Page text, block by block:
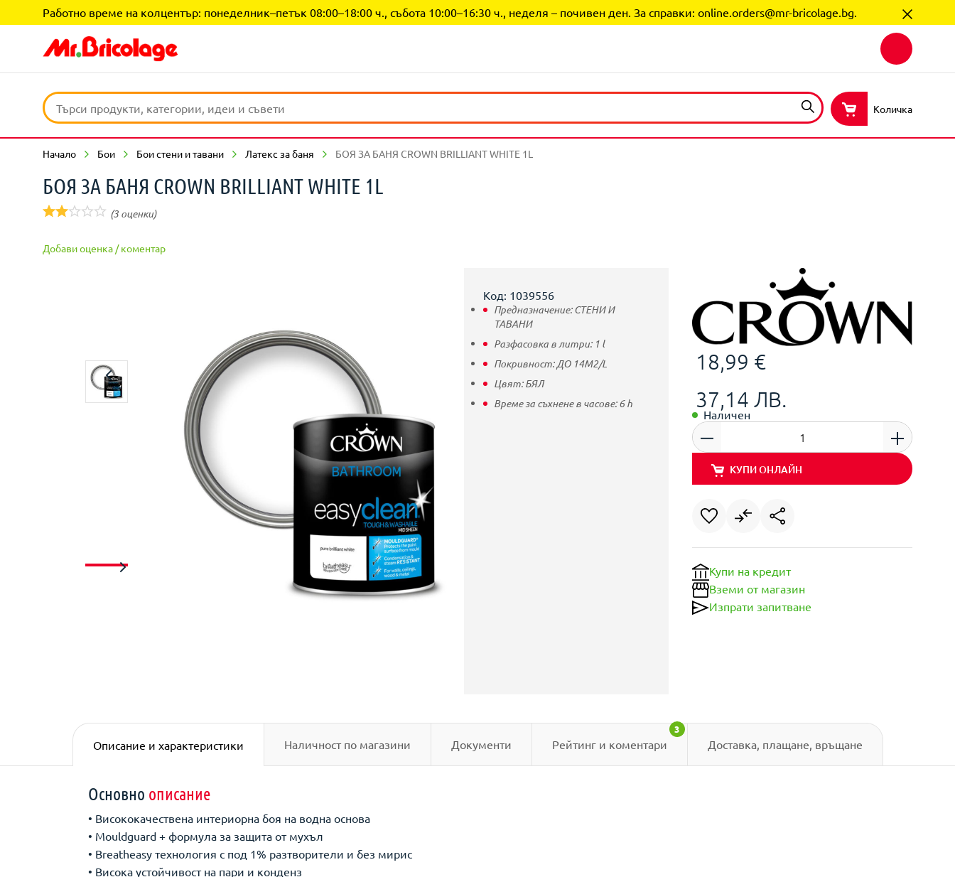
Работно време на колцентър: понеделник–петък 08:00–18:00 ч., събота 10:00–16:30 ч., неделя – почивен ден. За справки: online.orders@mr-bricolage.bg.
Количка
Начало Бои Бои стени и тавани Латекс за баня БОЯ ЗА БАНЯ CROWN BRILLIANT WHITE 1L
БОЯ ЗА БАНЯ CROWN BRILLIANT WHITE 1L
(3 оценки)
Добави оценка / коментар
18,99 €
37,14 ЛВ.
Наличен
КУПИ ОНЛАЙН
Купи на кредит
Вземи от магазин
Изпрати запитване
Код: 1039556
Предназначение:СТЕНИ И
ТАВАНИ
Разфасовка в литри: 1 l
Покривност:ДО 14M2/L
Цвят:БЯЛ
Време за съхнене в часове:6h
Описание и характеристики Наличност по магазини Документи Рейтинг и коментари
3
Доставка, плащане, връщане
Основно описание
• Висококачествена интериорна боя на водна основа
• Mouldguard + формула за защита от мухъл
• Breatheasy технология с под 1% разтворители и без мирис
• Висока устойчивост на пари и конденз